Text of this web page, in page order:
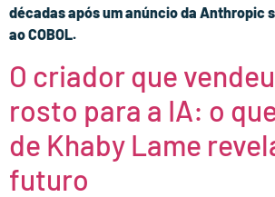
décadas após um anúncio da Anthropic
ao COBOL.
O criador que
rosto para a IA: o
de Khaby Lame
futuro